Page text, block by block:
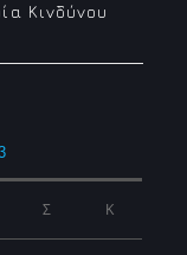
Κινδύνου
Σ Κ